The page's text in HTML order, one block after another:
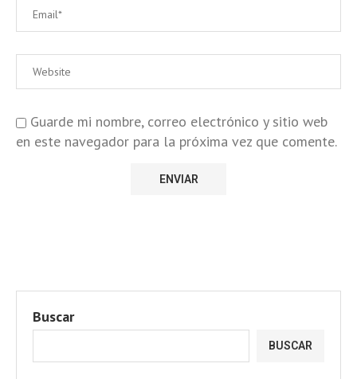
Guarde mi nombre, correo electrónico y sitio web
en este navegador para la próxima vez que comente.
Buscar
BUSCAR